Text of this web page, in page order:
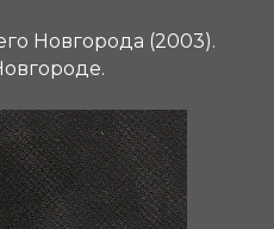
Новгорода (2003).